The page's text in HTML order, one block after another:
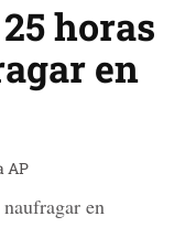
horas
en
AP
en